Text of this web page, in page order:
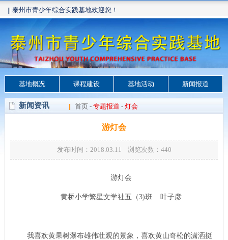
|| 泰州市青少年综合实践基地欢迎您！
基地概况 课程建设 基地活动 新闻报道
新闻资讯 || 首页 - 专题报道 - 灯会
游灯会
发布时间：2018.03.11 浏览次数： 440
游灯会
黄桥小学繁星文学社五（3)班 叶子彦
我喜欢黄果树瀑布雄伟壮观的景象，喜欢黄山奇松的潇洒挺